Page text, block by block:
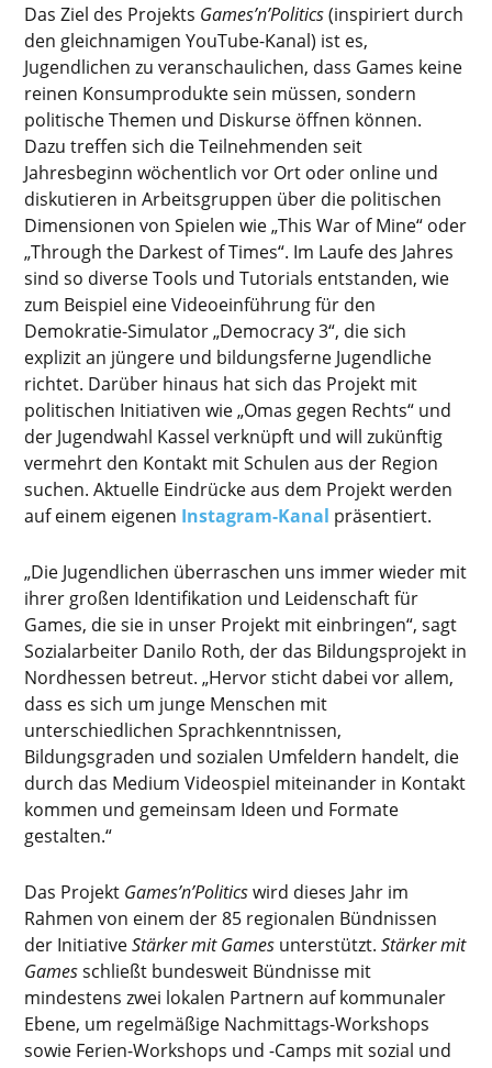
Das Ziel des Projekts Games’n’Politics(inspiriert durch
den gleichnamigen YouTube-Kanal) ist es,
Jugendlichen zu veranschaulichen, dass Games keine
reinen Konsumprodukte sein müssen, sondern
politische Themen und Diskurse öffnen können.
Dazu treffen sich die Teilnehmenden seit
Jahresbeginn wöchentlich vor Ort oder online und
diskutieren in Arbeitsgruppen über die politischen
Dimensionen von Spielen wie „This War of Mine“ oder
„Through the Darkest of Times“. Im Laufe des Jahres
sind so diverse Tools und Tutorials entstanden, wie
zum Beispiel eine Videoeinführung für den
Demokratie-Simulator „Democracy 3“, die sich
explizit an jüngere und bildungsferne Jugendliche
richtet. Darüber hinaus hat sich das Projekt mit
politischen Initiativen wie „Omas gegen Rechts“ und
der Jugendwahl Kassel verknüpft und will zukünftig
vermehrt den Kontakt mit Schulen aus der Region
suchen. Aktuelle Eindrücke aus dem Projekt werden
auf einem eigenen Instagram-Kanal präsentiert.
„Die Jugendlichen überraschen uns immer wieder mit
ihrer großen Identifikation und Leidenschaft für
Games, die sie in unser Projekt mit einbringen“, sagt
Sozialarbeiter Danilo Roth, der das Bildungsprojekt in
Nordhessen betreut. „Hervor sticht dabei vor allem,
dass es sich um junge Menschen mit
unterschiedlichen Sprachkenntnissen,
Bildungsgraden und sozialen Umfeldern handelt, die
durch das Medium Videospiel miteinander in Kontakt
kommen und gemeinsam Ideen und Formate
gestalten.“
Das Projekt Games’n’Politicswird dieses Jahr im
Rahmen von einem der 85 regionalen Bündnissen
der InitiativeStärker mit Games unterstützt.Stärker mit
Gamesschließt bundesweit Bündnisse mit
mindestens zwei lokalen Partnern auf kommunaler
Ebene, um regelmäßige Nachmittags-Workshops
sowie Ferien-Workshops und -Camps mit sozial und